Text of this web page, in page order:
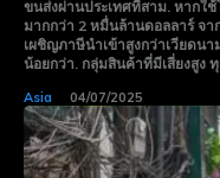
ขนส่งผ่านประเทศที่สาม. หากใช้โมเดลนี้กับไทย การส่งออกไปสหรัฐฯ อาจลดลง
มากกว่า 2 หมื่นล้านดอลลาร์ จ
เผชิญภาษีนำเข้าสูงกว่าเวียดน
น้อยกว่า. กลุ่มสินค้าที่มีเสี่
Asia 04/07/2025